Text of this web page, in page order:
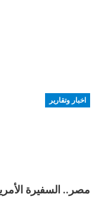
اخبار وتقارير
مصر.. السفيرة